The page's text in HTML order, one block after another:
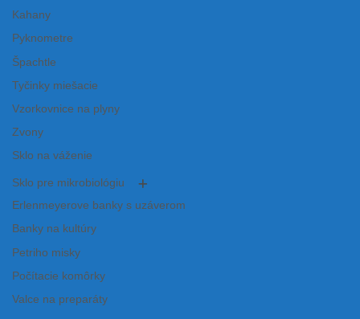
Kahany
Pyknometre
Špachtle
Tyčinky miešacie
Vzorkovnice na plyny
Zvony
Sklo na váženie
Sklo pre mikrobiológiu
Erlenmeyerove banky s uzáverom
Banky na kultúry
Petriho misky
Počítacie komôrky
Valce na preparáty